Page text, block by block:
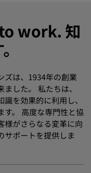
work. 知
ズは、1934年の創業
した。 私たちは、
を効果的に利用し、
す。 高度な専門性と協
様がさらなる変革に向
サポートを提供しま